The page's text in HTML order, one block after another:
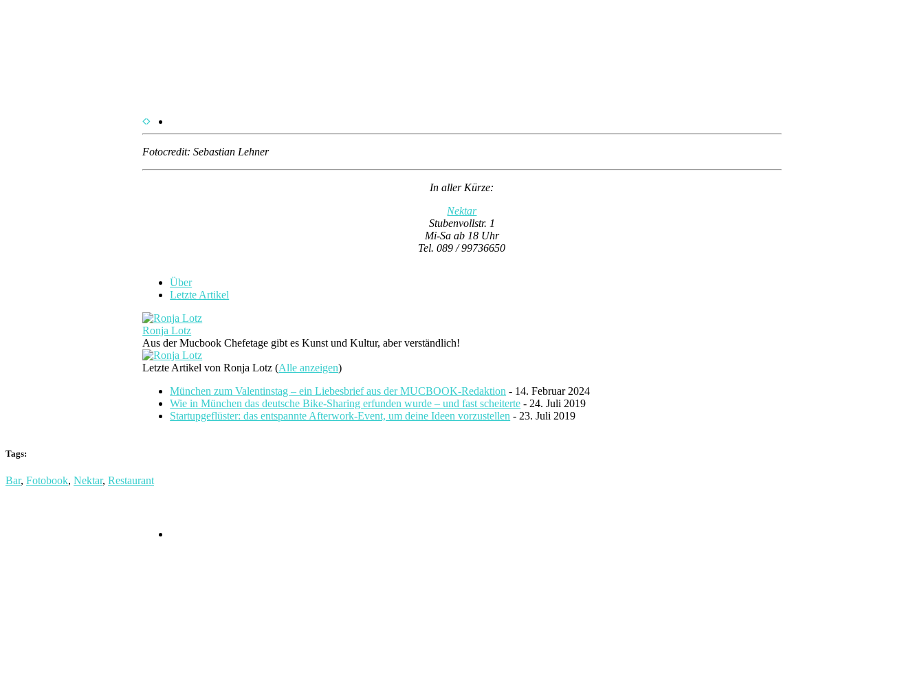
Fotocredit: Sebastian Lehner
In aller Kürze:
Nektar
Stubenvollstr. 1
Mi-Sa ab 18 Uhr
Tel. 089 / 99736650
Über
Letzte Artikel
Ronja Lotz
Aus der Mucbook Chefetage gibt es Kunst und Kultur, aber verständlich!
Letzte Artikel von Ronja Lotz(Alle anzeigen)
München zum Valentinstag – ein Liebesbrief aus der MUCBOOK-Redaktion - 14. Februar 2024
Wie in München das deutsche Bike-Sharing erfunden wurde – und fast scheiterte - 24. Juli 2019
Startupgeflüster: das entspannte Afterwork-Event, um deine Ideen vorzustellen - 23. Juli 2019
Tags:
Bar, Fotobook, Nektar, Restaurant